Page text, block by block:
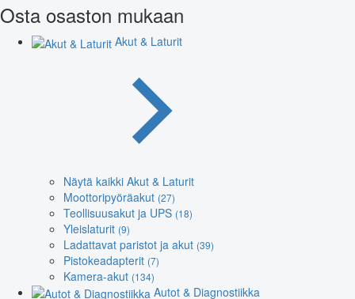
Osta osaston mukaan
Akut & Laturit
Näytä kaikki Akut & Laturit
Moottoripyöräakut (27)
Teollisuusakut ja UPS (18)
Yleislaturit (9)
Ladattavat paristot ja akut (39)
Pistokeadapterit (7)
Kamera-akut (134)
Autot & Diagnostiikka